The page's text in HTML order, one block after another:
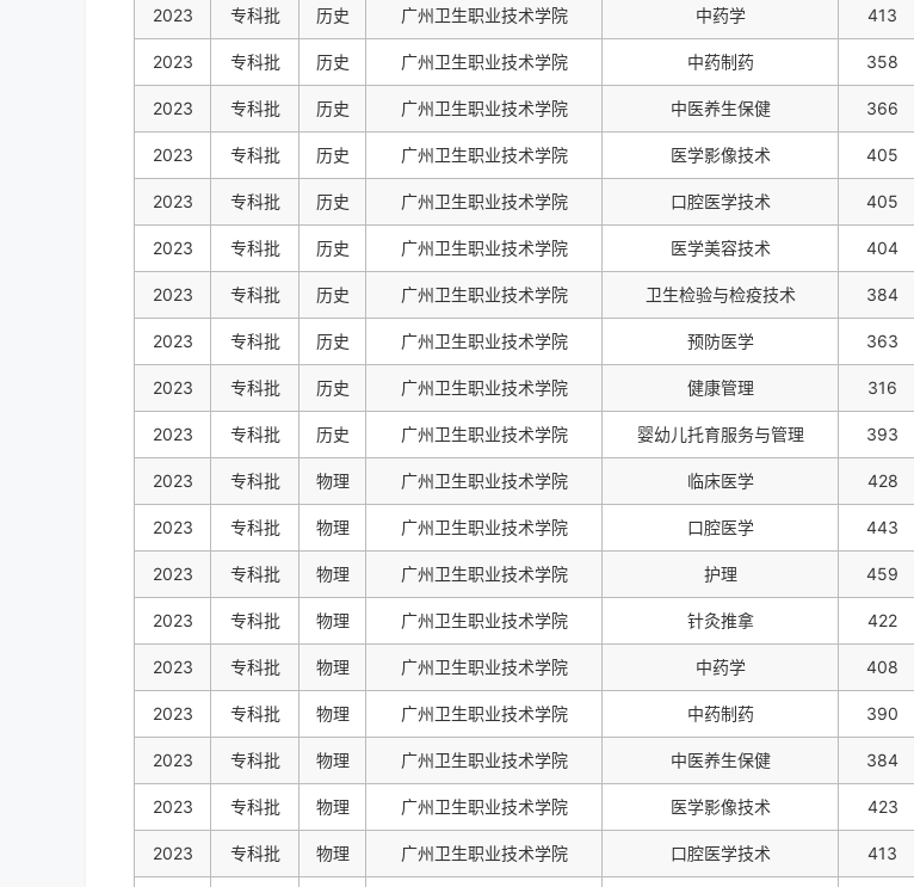
2023 专科批 历史 广州卫生职业技术学院 中药学 413
2023 专科批 历史 广州卫生职业技术学院 中药制药 358
2023 专科批 历史 广州卫生职业技术学院 中医养生保健 366
2023 专科批 历史 广州卫生职业技术学院 医学影像技术 405
2023 专科批 历史 广州卫生职业技术学院 口腔医学技术 405
2023 专科批 历史 广州卫生职业技术学院 医学美容技术 404
2023 专科批 历史 广州卫生职业技术学院 卫生检验与检疫技术 384
2023 专科批 历史 广州卫生职业技术学院 预防医学 363
2023 专科批 历史 广州卫生职业技术学院 健康管理 316
2023 专科批 历史 广州卫生职业技术学院 婴幼儿托育服务与管理 393
2023 专科批 物理 广州卫生职业技术学院 临床医学 428
2023 专科批 物理 广州卫生职业技术学院 口腔医学 443
2023 专科批 物理 广州卫生职业技术学院 护理 459
2023 专科批 物理 广州卫生职业技术学院 针灸推拿 422
2023 专科批 物理 广州卫生职业技术学院 中药学 408
2023 专科批 物理 广州卫生职业技术学院 中药制药 390
2023 专科批 物理 广州卫生职业技术学院 中医养生保健 384
2023 专科批 物理 广州卫生职业技术学院 医学影像技术 423
2023 专科批 物理 广州卫生职业技术学院 口腔医学技术 413